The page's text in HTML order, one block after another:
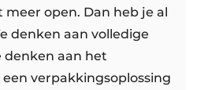
meer open. Dan heb je al
denken aan volledige
denken aan het
verpakkingsoplossing